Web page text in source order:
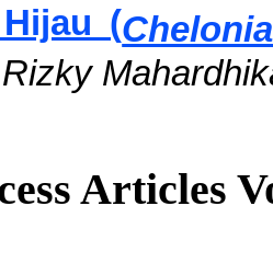
(
Articles